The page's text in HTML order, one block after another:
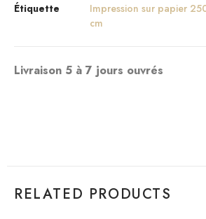
Étiquette
Impression sur papier
cm
Livraison 5 à 7 jours ouvrés
RELATED PRODUCTS